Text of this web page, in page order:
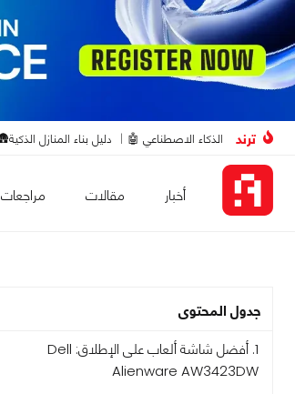
ترند الذكاء الاصطناعي 🤖 دليل بناء المنازل الذكية🛖
أخبار مقالات مراجعات
جدول المحتوى
1. أفضل شاشة ألعاب على الإطلاق: Dell
Alienware AW3423DW